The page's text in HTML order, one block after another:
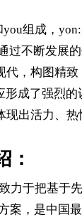
组成，
过不断发展
代，构图精
形成了强烈
出活力、热
：
力于把基于
案，是中国